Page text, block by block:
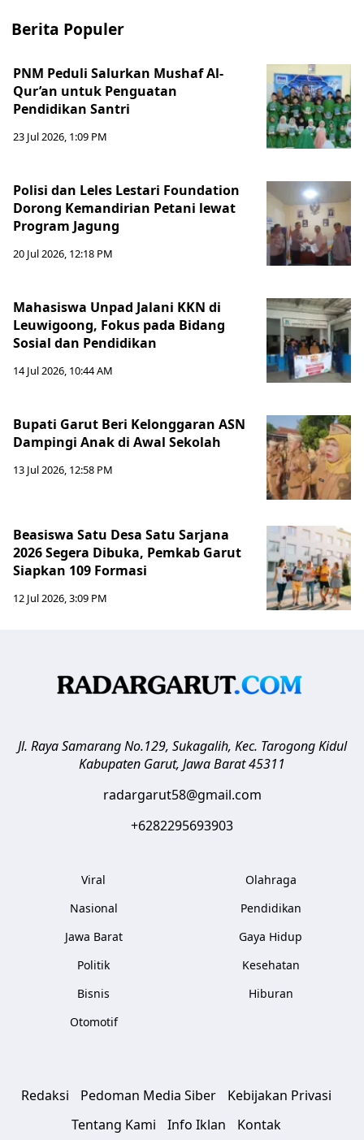
Berita Populer
PNM Peduli Salurkan Mushaf Al-
Qur’an untuk Penguatan
Pendidikan Santri
23 Jul 2026, 1:09 PM
Polisi dan Leles Lestari Foundation
Dorong Kemandirian Petani lewat
Program Jagung
20 Jul 2026, 12:18 PM
Mahasiswa Unpad Jalani KKN di
Leuwigoong, Fokus pada Bidang
Sosial dan Pendidikan
14 Jul 2026, 10:44 AM
Bupati Garut Beri Kelonggaran ASN
Dampingi Anak di Awal Sekolah
13 Jul 2026, 12:58 PM
Beasiswa Satu Desa Satu Sarjana
2026 Segera Dibuka, Pemkab Garut
Siapkan 109 Formasi
12 Jul 2026, 3:09 PM
Jl. Raya Samarang No.129, Sukagalih, Kec. Tarogong Kidul
Kabupaten Garut, Jawa Barat45311
radargarut58@gmail.com
+6282295693903
Viral
Nasional
Jawa Barat
Politik
Bisnis
Otomotif
Olahraga
Pendidikan
Gaya Hidup
Kesehatan
Hiburan
Redaksi Pedoman Media Siber
Kebijakan Privasi
Tentang Kami
Info Iklan Kontak